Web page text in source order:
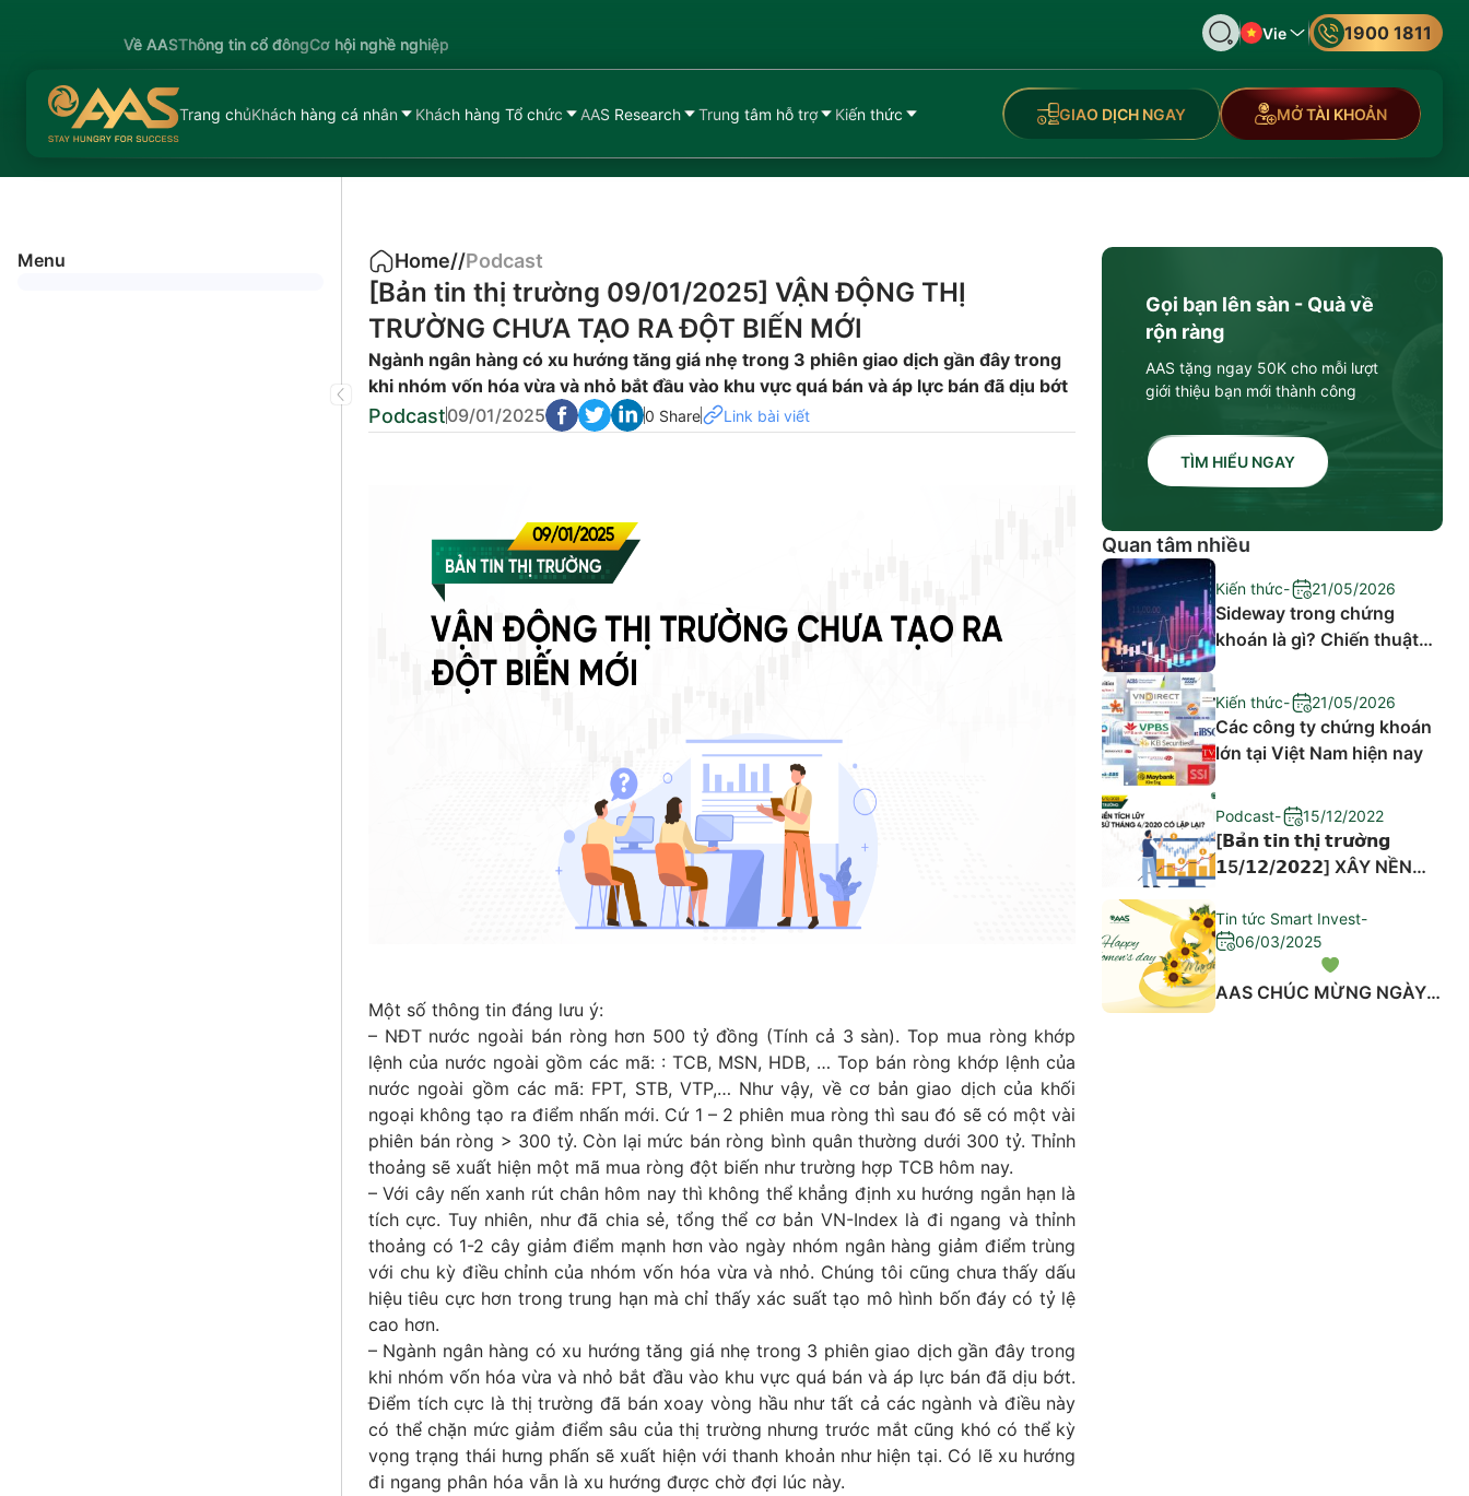
Về AASThông tin cổ đôngCơ hội nghề nghiệp
Vie 1900 1811
Trang chủKhách hàng cá nhân Khách hàng Tổ chức AAS Research Trung tâm hỗ trợ Kiến thức GIAO DỊCH NGAY MỞ TÀI KHOẢN
Menu Home//Podcast
[Bản tin thị trường 09/01/2025] VẬN ĐỘNG THỊ
TRƯỜNG CHƯA TẠO RA ĐỘT BIẾN MỚI
Ngành ngân hàng có xu hướng tăng giá nhẹ trong 3 phiên giao dịch gần đây trong
khi nhóm vốn hóa vừa và nhỏ bắt đầu vào khu vực quá bán và áp lực bán đã dịu bớt
Podcast09/01/2025 0 Share Link bài viết
Một số thông tin đáng lưu ý:
– NĐT nước ngoài bán ròng hơn 500 tỷ đồng (Tính cả 3 sàn). Top mua ròng khớp
lệnh của nước ngoài gồm các mã: : TCB, MSN, HDB, … Top bán ròng khớp lệnh của
nước ngoài gồm các mã: FPT, STB, VTP,… Như vậy, về cơ bản giao dịch của khối
ngoại không tạo ra điểm nhấn mới. Cứ 1 – 2 phiên mua ròng thì sau đó sẽ có một vài
phiên bán ròng > 300 tỷ. Còn lại mức bán ròng bình quân thường dưới 300 tỷ. Thỉnh
thoảng sẽ xuất hiện một mã mua ròng đột biến như trường hợp TCB hôm nay.
– Với cây nến xanh rút chân hôm nay thì không thể khẳng định xu hướng ngắn hạn là
tích cực. Tuy nhiên, như đã chia sẻ, tổng thể cơ bản VN-Index là đi ngang và thỉnh
thoảng có 1-2 cây giảm điểm mạnh hơn vào ngày nhóm ngân hàng giảm điểm trùng
với chu kỳ điều chỉnh của nhóm vốn hóa vừa và nhỏ. Chúng tôi cũng chưa thấy dấu
hiệu tiêu cực hơn trong trung hạn mà chỉ thấy xác suất tạo mô hình bốn đáy có tỷ lệ
cao hơn.
– Ngành ngân hàng có xu hướng tăng giá nhẹ trong 3 phiên giao dịch gần đây trong
khi nhóm vốn hóa vừa và nhỏ bắt đầu vào khu vực quá bán và áp lực bán đã dịu bớt.
Điểm tích cực là thị trường đã bán xoay vòng hầu như tất cả các ngành và điều này
có thể chặn mức giảm điểm sâu của thị trường nhưng trước mắt cũng khó có thể kỳ
vọng trạng thái hưng phấn sẽ xuất hiện với thanh khoản như hiện tại. Có lẽ xu hướng
đi ngang phân hóa vẫn là xu hướng được chờ đợi lúc này.
Gọi bạn lên sàn - Quà về
rộn ràng
AAS tặng ngay 50K cho mỗi lượt
giới thiệu bạn mới thành công
TÌM HIỂU NGAY
Quan tâm nhiều
Kiến thức- 21/05/2026
Sideway trong chứng
khoán là gì? Chiến thuật
Kiến thức- 21/05/2026
Các công ty chứng khoán
lớn tại Việt Nam hiện nay
Podcast- 15/12/2022
[𝗕𝗮̉𝗻 𝘁𝗶𝗻 𝘁𝗵𝗶̣ 𝘁𝗿𝘂̛𝗼̛̀𝗻𝗴
𝟭5/𝟭𝟮/𝟮𝟬𝟮𝟮] XÂY NỀN
THÁNG 4/2020 CÓ LẶP
LẠI?
Tin tức Smart Invest-
06/03/2025
AAS CHÚC MỪNG NGÀY